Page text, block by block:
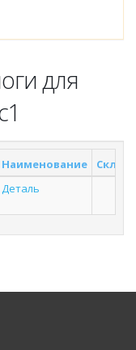
для
Наименование
Склад
Деталь